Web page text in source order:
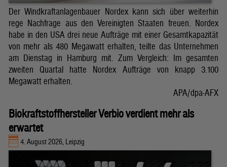
Der Windkraftanlagenbauer Nordex kann sich über weiterhin
rege Nachfrage aus den Vereinigten Staaten freuen. Nordex
habe in den USA drei neue Aufträge mit einer Gesamtkapazität
von mehr als 480 Megawatt erhalten, teilte das Unternehmen
am Dienstag in Hamburg mit. Zum Vergleich: Im gesamten
zweiten Quartal hatte Nordex Aufträge von knapp 3.100
Megawatt erhalten.
APA/dpa-AFX
Biokraftstoffhersteller Verbio verdient mehr als
erwartet
4. August 2026, Leipzig